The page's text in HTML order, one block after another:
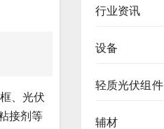
、光伏
接剂等
行业资讯
设备
轻质光伏组件
辅材